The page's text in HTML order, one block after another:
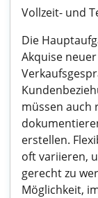
Vollzeit- und
Die
Akquise
müssen auch
erstellen.
oft variieren,
gerecht zu
Möglichkeit,